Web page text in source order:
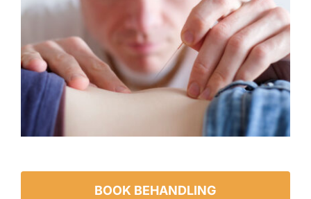
Kontakt
BOOK BEHANDLING